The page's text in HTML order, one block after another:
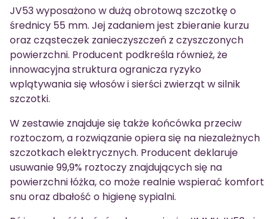
JV53 wyposażono w dużą obrotową szczotkę o
średnicy 55 mm. Jej zadaniem jest zbieranie kurzu
oraz cząsteczek zanieczyszczeń z czyszczonych
powierzchni. Producent podkreśla również, że
innowacyjna struktura ogranicza ryzyko
wplątywania się włosów i sierści zwierząt w silnik
szczotki.
W zestawie znajduje się także końcówka przeciw
roztoczom, a rozwiązanie opiera się na niezależnych
szczotkach elektrycznych. Producent deklaruje
usuwanie 99,9% roztoczy znajdujących się na
powierzchni łóżka, co może realnie wspierać komfort
snu oraz dbałość o higienę sypialni.